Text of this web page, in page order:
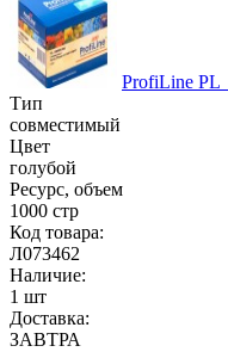
ProfiLine
Тип
совместимый
Цвет
голубой
Ресурс, объем
1000 стр
Код товара:
Л073462
Наличие:
1 шт
Доставка:
ЗАВТРА